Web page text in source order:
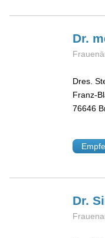
Dr.
Dres.
Franz-
76646
Dr.